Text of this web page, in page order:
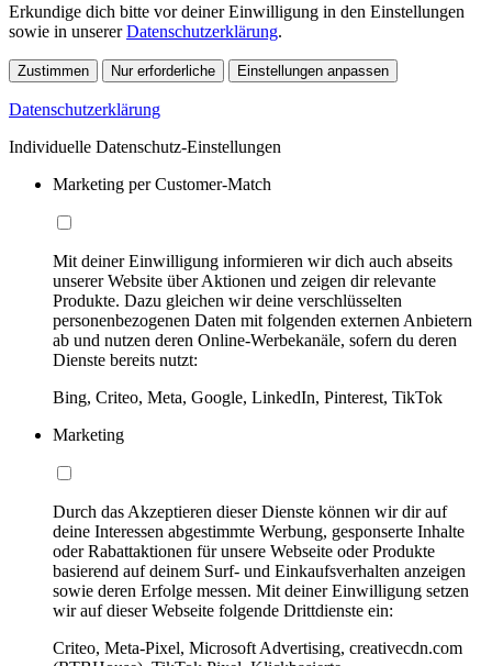
Erkundige dich bitte vor deiner Einwilligung in den Einstellungen
sowie in unsererDatenschutzerklärung.
Zustimmen Nur erforderliche Einstellungen anpassen
Datenschutzerklärung
Individuelle Datenschutz-Einstellungen
Marketing per Customer-Match
Mit deiner Einwilligung informieren wir dich auch abseits
unserer Website über Aktionen und zeigen dir relevante
Produkte. Dazu gleichen wir deine verschlüsselten
personenbezogenen Daten mit folgenden externen Anbietern
ab und nutzen deren Online-Werbekanäle, sofern du deren
Dienste bereits nutzt:
Bing, Criteo, Meta, Google, LinkedIn, Pinterest, TikTok
Marketing
Durch das Akzeptieren dieser Dienste können wir dir auf
deine Interessen abgestimmte Werbung, gesponserte Inhalte
oder Rabattaktionen für unsere Webseite oder Produkte
basierend auf deinem Surf- und Einkaufsverhalten anzeigen
sowie deren Erfolge messen. Mit deiner Einwilligung setzen
wir auf dieser Webseite folgende Drittdienste ein:
Criteo, Meta-Pixel, Microsoft Advertising, creativecdn.com